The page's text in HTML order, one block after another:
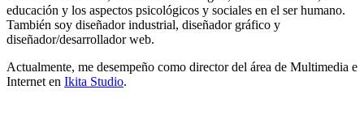
educación y los aspectos psicológicos y sociales en el ser humano.
También soy diseñador industrial, diseñador gráfico y
diseñador/desarrollador web.
Actualmente, me desempeño como director del área de Multimedia e
Internet en Ikita Studio.